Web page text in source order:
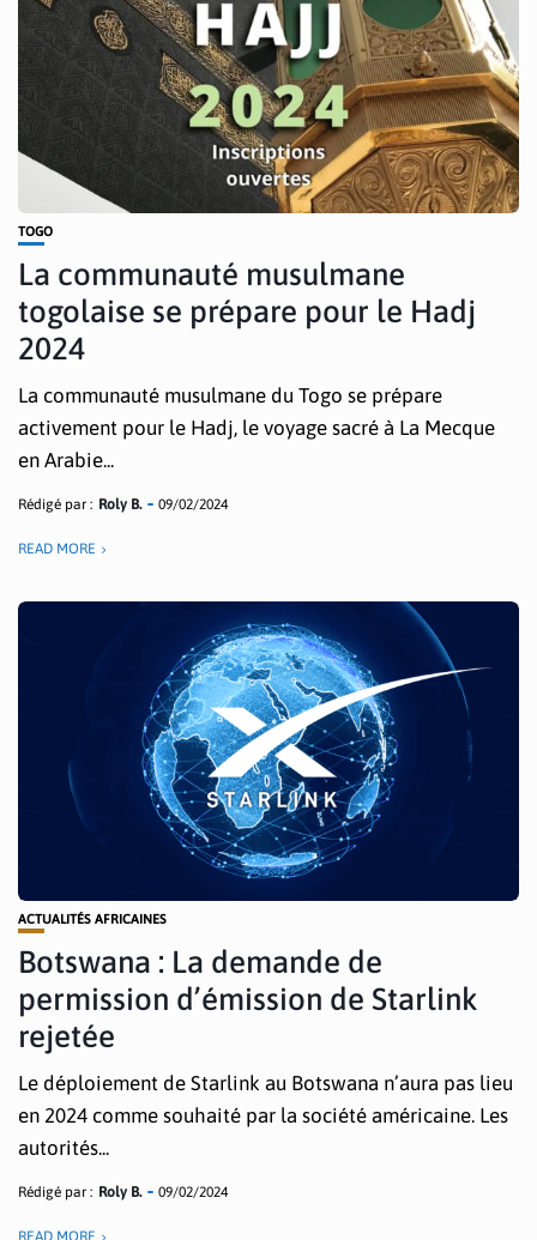
TOGO
La communauté musulmane
togolaise se prépare pour le Hadj
2024
La communauté musulmane du Togo se prépare
activement pour le Hadj, le voyage sacré à La Mecque
en Arabie...
Rédigé par : Roly B. 09/02/2024
READ MORE
ACTUALITÉS AFRICAINES
Botswana : La demande de
permission d’émission de Starlink
rejetée
Le déploiement de Starlink au Botswana n’aura pas lieu
en 2024 comme souhaité par la société américaine. Les
autorités...
Rédigé par : Roly B. 09/02/2024
READ MORE